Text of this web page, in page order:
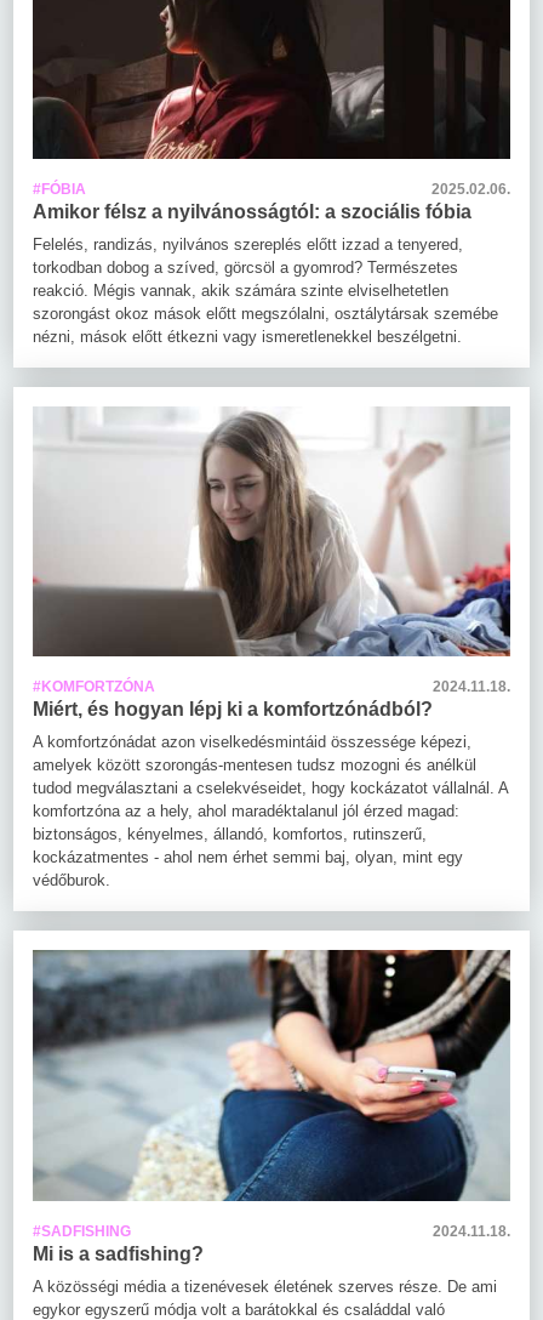
#FÓBIA 2025.02.06.
Amikor félsz a nyilvánosságtól: a szociális fóbia
Felelés, randizás, nyilvános szereplés előtt izzad a tenyered,
torkodban dobog a szíved, görcsöl a gyomrod? Természetes
reakció. Mégis vannak, akik számára szinte elviselhetetlen
szorongást okoz mások előtt megszólalni, osztálytársak szemébe
nézni, mások előtt étkezni vagy ismeretlenekkel beszélgetni.
#KOMFORTZÓNA 2024.11.18.
Miért, és hogyan lépj ki a komfortzónádból?
A komfortzónádat azon viselkedésmintáid összessége képezi,
amelyek között szorongás-mentesen tudsz mozogni és anélkül
tudod megválasztani a cselekvéseidet, hogy kockázatot vállalnál. A
komfortzóna az a hely, ahol maradéktalanul jól érzed magad:
biztonságos, kényelmes, állandó, komfortos, rutinszerű,
kockázatmentes - ahol nem érhet semmi baj, olyan, mint egy
védőburok.
#SADFISHING 2024.11.18.
Mi is a sadfishing?
A közösségi média a tizenévesek életének szerves része. De ami
egykor egyszerű módja volt a barátokkal és családdal való